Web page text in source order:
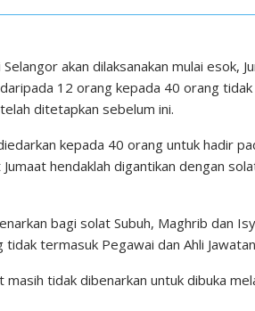
akan dilaksanakan mulai esok,
12 orang kepada 40 orang
ditetapkan sebelum ini.
kepada 40 orang untuk hadir
hendaklah digantikan dengan
bagi solat Subuh, Maghrib dan
termasuk Pegawai dan Ahli
tidak dibenarkan untuk dibuka